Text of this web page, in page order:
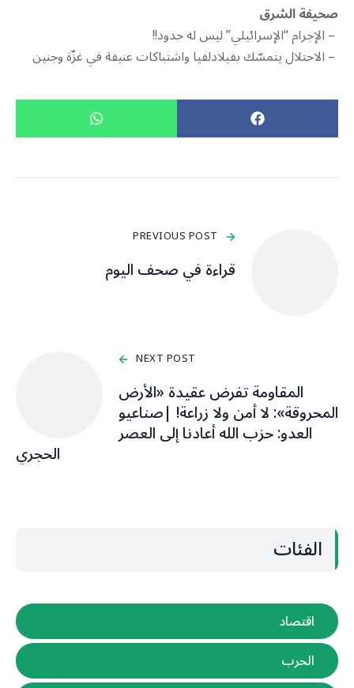
صحيفة الشرق
– الإجرام “الإسرائيلي” ليس له حدود!!
– الاحتلال يتمسّك بفيلادلفيا واشتباكات عنيفة في غزّة وجنين
PREVIOUS POST
قراءة في صحف اليوم
NEXT POST
المقاومة تفرض عقيدة «الأرض
المحروقة»: لا أمن ولا زراعة! |صناعيو
العدو: حزب الله أعادنا إلى العصر
الحجري
الفئات
اقتصاد
الحرب